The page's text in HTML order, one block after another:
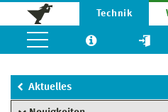
Technik
Aktuelles